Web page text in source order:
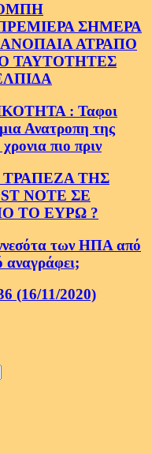
ΣΗΜΕΡΑ
ΑΝΟΠΑΙΑ ΑΤΡΑΠΟ
ΤΑΥΤΟΤΗΤΕΣ
: Ταφοι
Ανατροπη της
πιο πριν
ΤΗΣ
NOTE ΣΕ
ΤΟ ΕΥΡΩ ?
των ΗΠΑ από
αναγράφει;
11/2020)